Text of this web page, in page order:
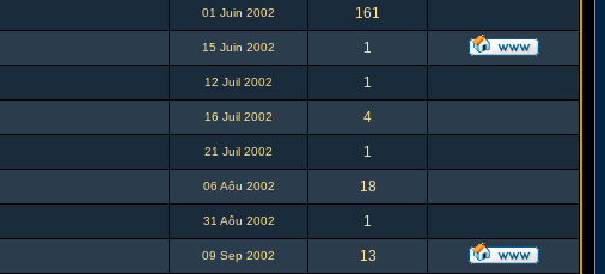
01 Juin 2002 161
15 Juin 2002 1
12 Juil 2002 1
16 Juil 2002 4
21 Juil 2002 1
06 Aôu 2002 18
31 Aôu 2002 1
09 Sep 2002 13